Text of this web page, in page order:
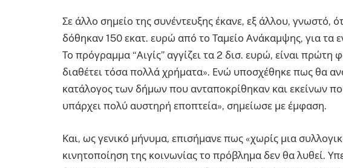
Σε άλλο σημείο της συνέντευξης έκανε, εξ άλλου, γνωστό,
δόθηκαν 150 εκατ. ευρώ από το Ταμείο Ανάκαμψης, για τα
Το πρόγραμμα “Αιγίς” αγγίζει τα 2 δισ. ευρώ, είναι πρώτη
διαθέτει τόσα πολλά χρήματα». Ενώ υποσχέθηκε πως θα
κατάλογος των δήμων που ανταποκρίθηκαν και εκείνων
υπάρχει πολύ αυστηρή εποπτεία», σημείωσε με έμφαση.
Και, ως γενικό μήνυμα, επισήμανε πως «χωρίς μια
κινητοποίηση της κοινωνίας το πρόβλημα δεν θα λυθεί.